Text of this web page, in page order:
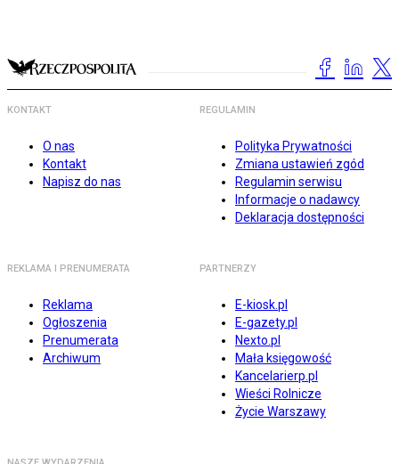
KONTAKT
O nas
Kontakt
Napisz do nas
REGULAMIN
Polityka Prywatności
Zmiana ustawień zgód
Regulamin serwisu
Informacje o nadawcy
Deklaracja dostępności
REKLAMA I PRENUMERATA
Reklama
Ogłoszenia
Prenumerata
Archiwum
PARTNERZY
E-kiosk.pl
E-gazety.pl
Nexto.pl
Mała księgowość
Kancelarierp.pl
Wieści Rolnicze
Życie Warszawy